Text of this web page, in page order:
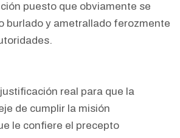
puesto que obviamente se
burlado y ametrallado ferozmente
real para que la
de cumplir la misión
le confiere el precepto